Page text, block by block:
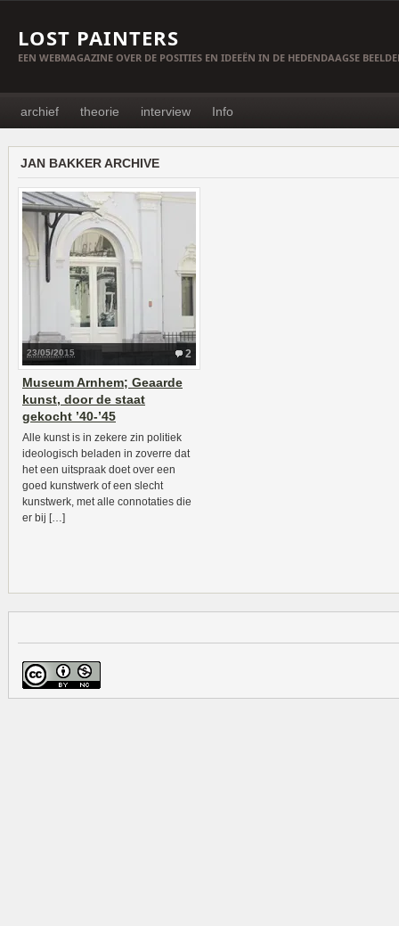
LOST PAINTERS
EEN WEBMAGAZINE OVER DE POSITIES EN IDEEËN IN DE HEDENDAAGSE
archief theorie interview Info
JAN BAKKER ARCHIVE
2
23/05/2015
Museum Arnhem; Geaarde
kunst, door de staat
gekocht ’40-’45
Alle kunst is in zekere zin politiek
ideologisch beladen in zoverre dat
het een uitspraak doet over een
goed kunstwerk of een slecht
kunstwerk, met alle connotaties die
er bij […]